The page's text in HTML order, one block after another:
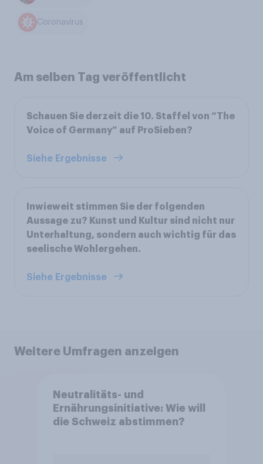
Coronavirus
Am selben Tag veröffentlicht
Schauen Sie derzeit die 10. Staffel von “The
Voice of Germany” auf ProSieben?
Siehe Ergebnisse
Inwieweit stimmen Sie der folgenden
Aussage zu? Kunst und Kultur sind nicht nur
Unterhaltung, sondern auch wichtig für das
seelische Wohlergehen.
Siehe Ergebnisse
Weitere Umfragen anzeigen
Neutralitäts- und
Ernährungsinitiative: Wie will
die Schweiz abstimmen?